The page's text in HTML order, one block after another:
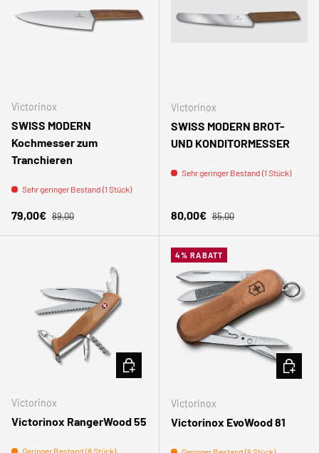
Victorinox
SWISS MODERN
Kochmesser zum
Tranchieren
Sehr geringer Bestand (1 Stück)
Verkaufspreis
79,00€ Normaler Preis
89,00
Victorinox
SWISS MODERN BROT-
UND KONDITORMESSER
Sehr geringer Bestand (1 Stück)
Verkaufspreis
80,00€ Normaler Preis
85,00
Victorinox
Victorinox RangerWood 55
Geringer Bestand (8 Stück)
IN DEN WARENKORB
4% RABATT
Victorinox
Victorinox EvoWood 81
IN DEN